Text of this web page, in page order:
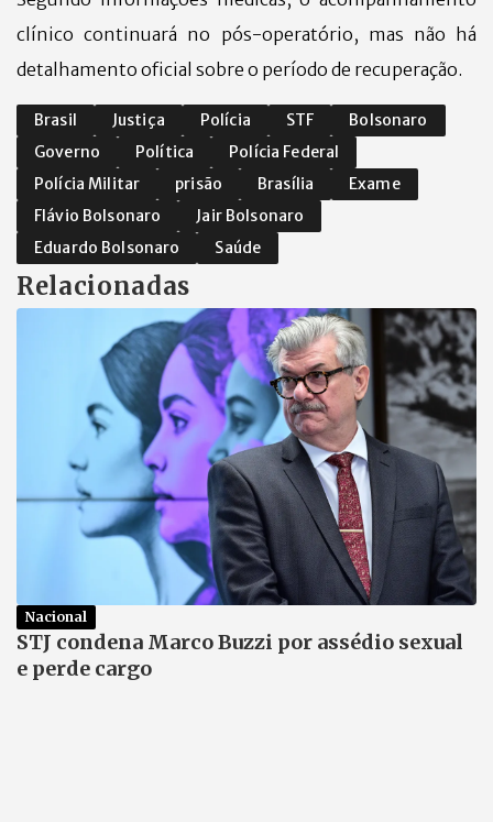
clínico continuará no pós-operatório, mas não há
detalhamento oficial sobre o período de recuperação.
Brasil Justiça Polícia STF
Bolsonaro
Governo
Política
Polícia Federal
Polícia Militar
prisão Brasília
Exame
Flávio Bolsonaro
Jair Bolsonaro
Eduardo Bolsonaro
Saúde
Relacionadas
Nacional
STJ condena Marco Buzzi por assédio sexual
e perde cargo